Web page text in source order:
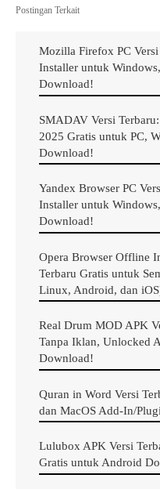
Gambar Screenshoot Penggunaan
Final Versi Terbaru Offline Installer
Android
Apa itu WinRAR?
WinRARadalah
kompresi data.
Perangkat lunak ini
terkompresi.
unzip” terlebih dahulu?
Oke, jika iya, file
terkompresi, atau
Postingan Terkait
Mozilla Firefox PC
Installer untuk
Download!
SMADAV Versi
2025 Gratis untuk PC,
Download!
Yandex Browser PC
Installer untuk
Download!
Opera Browser Offline
Terbaru Gratis untuk
Linux, Android, dan
Real Drum MOD APK
Tanpa Iklan, Unlocked
Download!
Quran in Word Versi
dan MacOS Add-In/
Lulubox APK Versi
Gratis untuk Android